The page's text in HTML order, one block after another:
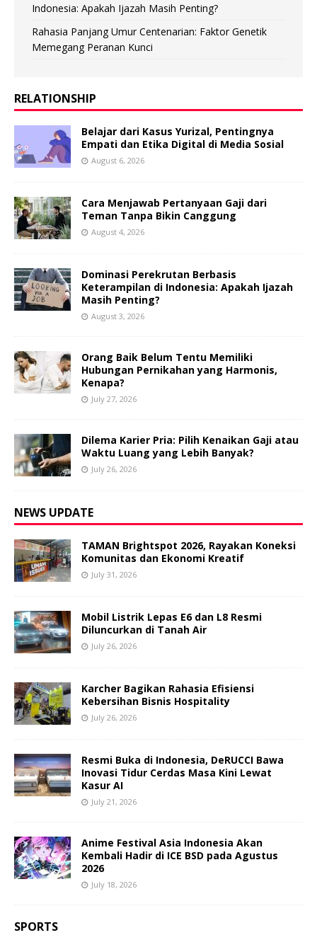
Indonesia: Apakah Ijazah Masih Penting?
Rahasia Panjang Umur Centenarian: Faktor Genetik
Memegang Peranan Kunci
RELATIONSHIP
Belajar dari Kasus Yurizal, Pentingnya
Empati dan Etika Digital di Media Sosial
August 6, 2026
Cara Menjawab Pertanyaan Gaji dari
Teman Tanpa Bikin Canggung
August 4, 2026
Dominasi Perekrutan Berbasis
Keterampilan di Indonesia: Apakah Ijazah
Masih Penting?
August 3, 2026
Orang Baik Belum Tentu Memiliki
Hubungan Pernikahan yang Harmonis,
Kenapa?
July 27, 2026
Dilema Karier Pria: Pilih Kenaikan Gaji atau
Waktu Luang yang Lebih Banyak?
July 26, 2026
NEWS UPDATE
TAMAN Brightspot 2026, Rayakan Koneksi
Komunitas dan Ekonomi Kreatif
July 31, 2026
Mobil Listrik Lepas E6 dan L8 Resmi
Diluncurkan di Tanah Air
July 26, 2026
Karcher Bagikan Rahasia Efisiensi
Kebersihan Bisnis Hospitality
July 26, 2026
Resmi Buka di Indonesia, DeRUCCI Bawa
Inovasi Tidur Cerdas Masa Kini Lewat
Kasur AI
July 21, 2026
Anime Festival Asia Indonesia Akan
Kembali Hadir di ICE BSD pada Agustus
2026
July 18, 2026
SPORTS